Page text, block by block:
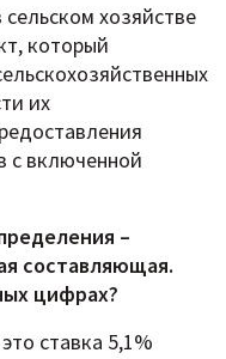
хозяйстве
который
их
с включенной
–
составляющая.
цифрах?
ставка 5,1%